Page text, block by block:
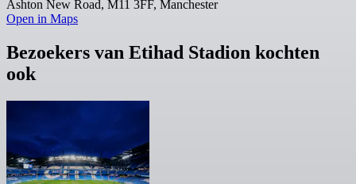
Ashton New Road, M11 3FF, Manchester
Open in Maps
Bezoekers van Etihad Stadion kochten
ook